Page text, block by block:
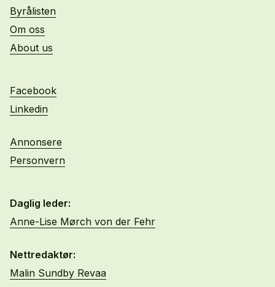
Byrålisten
Om oss
About us
Facebook
Linkedin
Annonsere
Personvern
Daglig leder:
Anne-Lise Mørch von der Fehr
Nettredaktør:
Malin Sundby Revaa